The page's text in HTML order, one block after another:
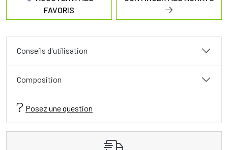
FAVORIS
Conseils d'utilisation
Composition
Posez une question